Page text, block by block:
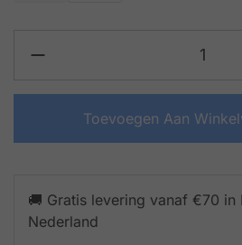
Toevoegen Aan
🚚 Gratis levering vanaf €70 in
Nederland